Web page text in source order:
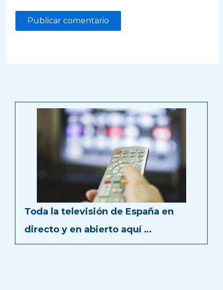
Toda la televisión de España en
directo y en abierto aquí …